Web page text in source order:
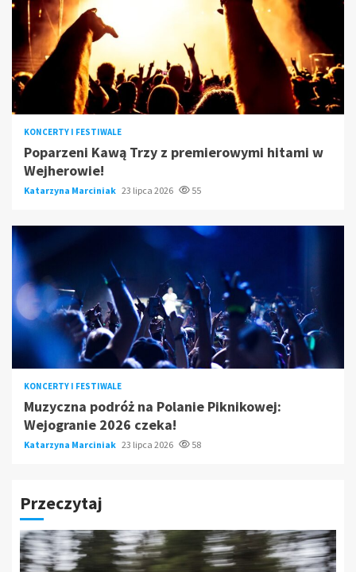
KONCERTY I FESTIWALE
Poparzeni Kawą Trzy z premierowymi hitami w
Wejherowie!
Katarzyna Marciniak 23 lipca 2026 55
KONCERTY I FESTIWALE
Muzyczna podróż na Polanie Piknikowej:
Wejogranie 2026 czeka!
Katarzyna Marciniak 23 lipca 2026 58
Przeczytaj